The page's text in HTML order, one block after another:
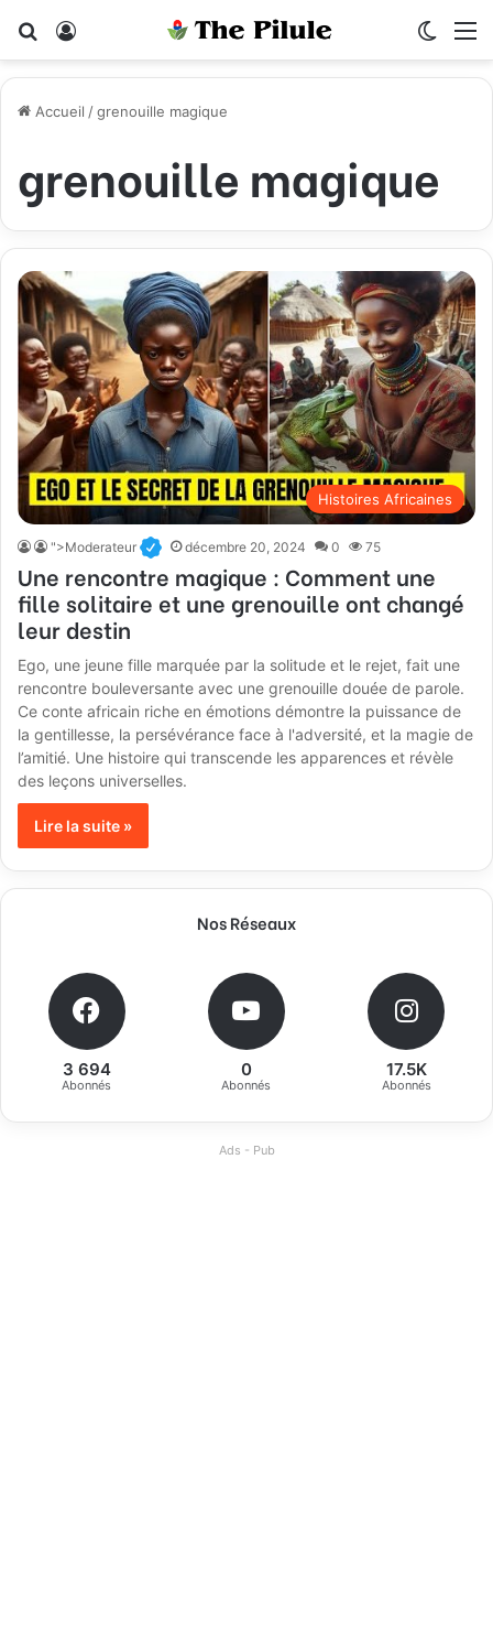
Rechercher
Accueil /grenouille magique
grenouille magique
Histoires Africaines
">Moderateur décembre 20, 2024 0 75
Une rencontre magique : Comment une
fille solitaire et une grenouille ont changé
leur destin
Ego, une jeune fille marquée par la solitude et le rejet, fait une
rencontre bouleversante avec une grenouille douée de parole.
Ce conte africain riche en émotions démontre la puissance de
la gentillesse, la persévérance face à l'adversité, et la magie de
l’amitié. Une histoire qui transcende les apparences et révèle
des leçons universelles.
Lire la suite »
Nos Réseaux
3 694
Abonnés
0
Abonnés
17.5K
Abonnés
Ads - Pub